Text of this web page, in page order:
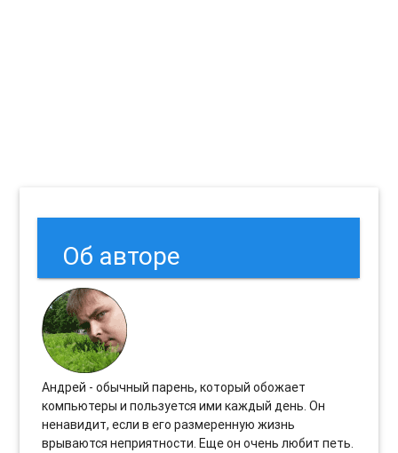
Об авторе
Андрей - обычный парень, который обожает
компьютеры и пользуется ими каждый день. Он
ненавидит, если в его размеренную жизнь
врываются неприятности. Еще он очень любит петь.